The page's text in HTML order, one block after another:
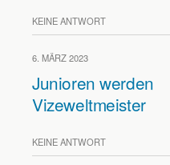
KEINE ANTWORT
6. MÄRZ 2023
Junioren werden
Vizeweltmeister
KEINE ANTWORT